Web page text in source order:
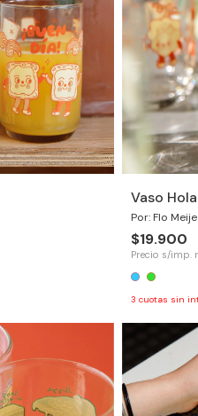
Vaso
Por: Flo Meije
$19.900
Precio s/imp.
3 cuotas sin